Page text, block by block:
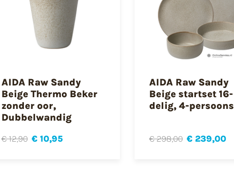
AIDA Raw Sandy
Beige Thermo Beker
zonder oor,
Dubbelwandig
€ 12,90 € 10,95
AIDA Raw Sandy
Beige startset 16-
delig, 4-persoons
€ 298,00 € 239,00